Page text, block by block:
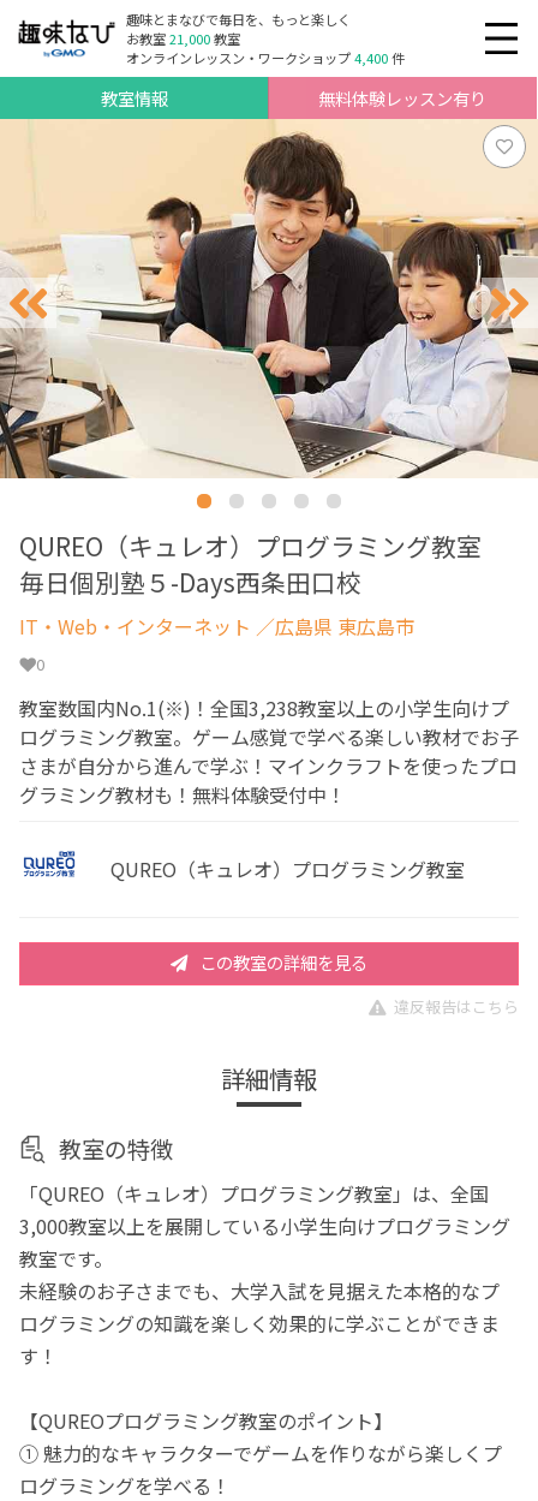
趣味とまなびで毎日を、もっと楽しく
お教室21,000教室
オンラインレッスン・ワークショップ4,400件
教室情報 無料体験レッスン有り
QUREO（キュレオ）プログラミング教室
毎日個別塾５-Days西条田口校
IT・Web・インターネット ／広島県 東広島市
0
教室数国内No.1(※)！全国3,238教室以上の小学生向けプ
ログラミング教室。ゲーム感覚で学べる楽しい教材でお子
さまが自分から進んで学ぶ！マインクラフトを使ったプロ
グラミング教材も！無料体験受付中！
QUREO（キュレオ）プログラミング教室
この教室の詳細を見る
違反報告はこちら
詳細情報
教室の特徴
「QUREO（キュレオ）プログラミング教室」は、全国
3,000教室以上を展開している小学生向けプログラミング
教室です。
未経験のお子さまでも、大学入試を見据えた本格的なプ
ログラミングの知識を楽しく効果的に学ぶことができま
す！
【QUREOプログラミング教室のポイント】
① 魅力的なキャラクターでゲームを作りながら楽しくプ
ログラミングを学べる！